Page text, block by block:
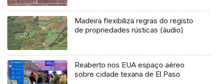
Madeira flexibiliza regras do registo
de propriedades rústicas (áudio)
Reaberto nos EUA espaço aéreo
sobre cidade texana de El Paso